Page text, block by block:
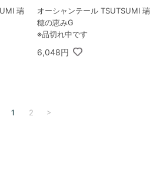
瑞
オーシャンテール TSUTSUMI 瑞
穂の恵みG
※品切れ中です
6,048円
1 2 >